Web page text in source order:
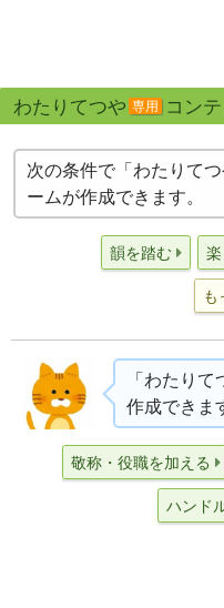
わたりてつや 専用 コン
次の条件で「わたりて
ームが作成できます。
韻を踏む
も
「わたり
作成できま
敬称・役職を加える
ハンド